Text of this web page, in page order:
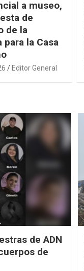
a museo,
de
de la
para la Casa
Editor General
de ADN
de